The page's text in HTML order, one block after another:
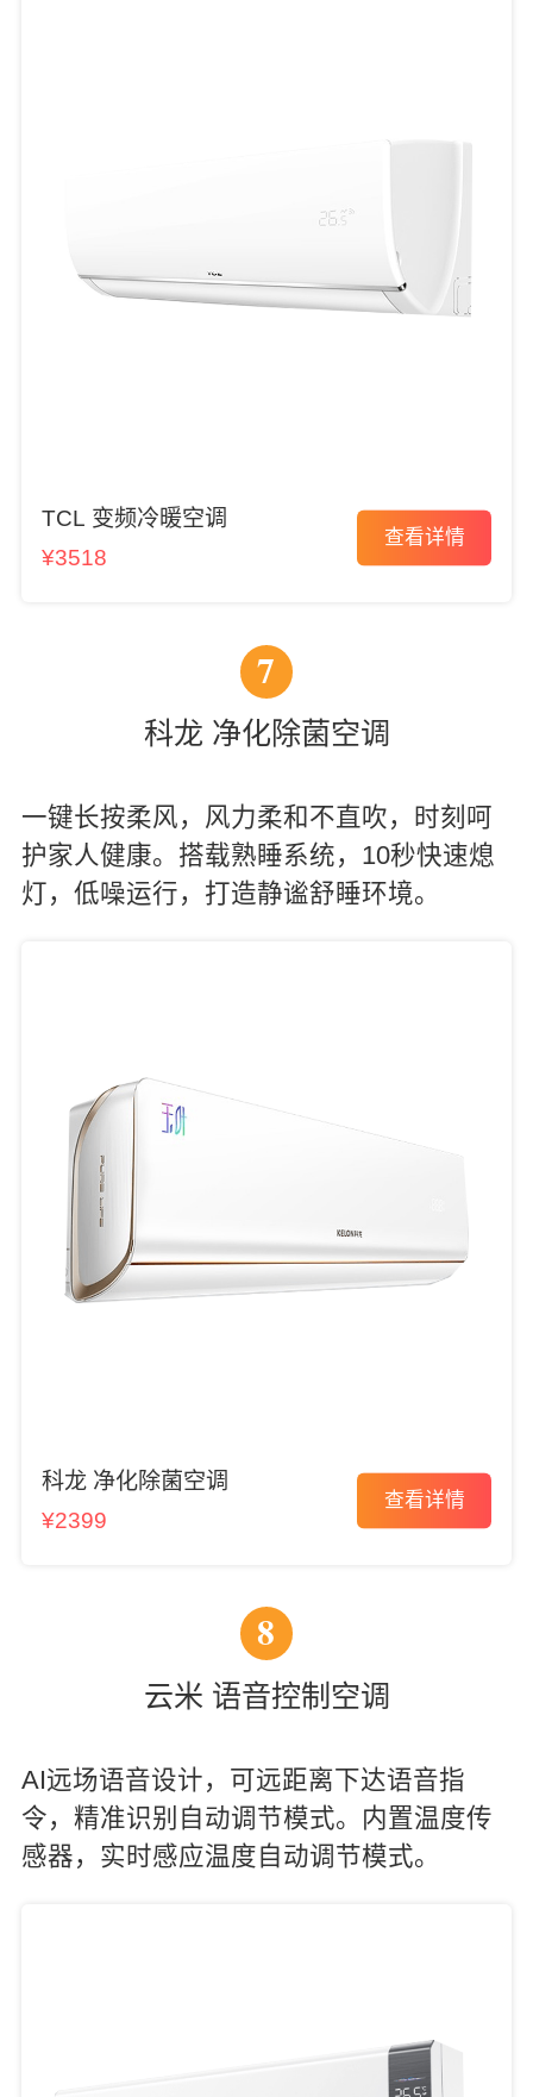
TCL 变频冷暖空调
¥3518
查看详情
7
科龙 净化除菌空调
一键长按柔风，风力柔和不直吹，时刻呵
护家人健康。搭载熟睡系统，10秒快速熄
灯，低噪运行，打造静谧舒睡环境。
科龙 净化除菌空调
¥2399
查看详情
8
云米 语音控制空调
AI远场语音设计，可远距离下达语音指
令，精准识别自动调节模式。内置温度传
感器，实时感应温度自动调节模式。